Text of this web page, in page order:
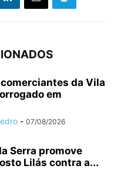
da Vila
em
- 07/08/2026
Serra promove
Lilás contra a...